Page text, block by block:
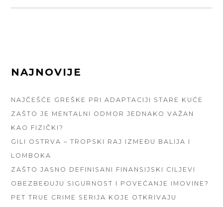
FOOTER
NAJNOVIJE
NAJČEŠĆE GREŠKE PRI ADAPTACIJI STARE KUĆE
ZAŠTO JE MENTALNI ODMOR JEDNAKO VAŽAN
KAO FIZIČKI?
GILI OSTRVA – TROPSKI RAJ IZMEĐU BALIJA I
LOMBOKA
ZAŠTO JASNO DEFINISANI FINANSIJSKI CILJEVI
OBEZBEĐUJU SIGURNOST I POVEĆANJE IMOVINE?
PET TRUE CRIME SERIJA KOJE OTKRIVAJU